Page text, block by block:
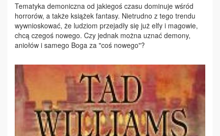
Te­ma­ty­ka de­mo­nicz­na od ja­kie­goś cza­su do­mi­nu­je wśród
hor­ro­rów, a tak­że ksią­żek fan­ta­sy. Nie­trud­no z te­go tren­du
wy­wnio­sko­wać, że lu­dziom prze­ja­dły się już el­fy i ma­go­wie,
chcą cze­goś no­we­go. Czy jed­nak moż­na uznać de­mo­ny,
anio­łów i sa­me­go Bo­ga za "coś no­we­go"?